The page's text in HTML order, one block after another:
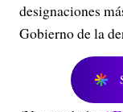
designaciones
Gobierno de la